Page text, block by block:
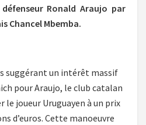
Ronald Araujo par
Chancel Mbemba.
suggérant un intérêt massif
pour Araujo, le club catalan
le joueur Uruguayen à un prix
d’euros. Cette manoeuvre